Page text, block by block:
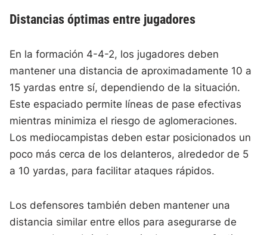
Distancias óptimas entre jugadores
En la formación 4-4-2, los jugadores deben
mantener una distancia de aproximadamente 10 a
15 yardas entre sí, dependiendo de la situación.
Este espaciado permite líneas de pase efectivas
mientras minimiza el riesgo de aglomeraciones.
Los mediocampistas deben estar posicionados un
poco más cerca de los delanteros, alrededor de 5
a 10 yardas, para facilitar ataques rápidos.
Los defensores también deben mantener una
distancia similar entre ellos para asegurarse de